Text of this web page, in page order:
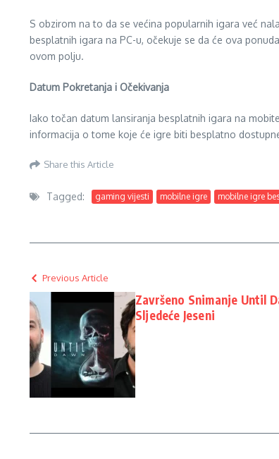
S obzirom na to da se većina popularnih igara već
besplatnih igara na PC-u, očekuje se da će ova
ovom polju.
Datum Pokretanja i Očekivanja
Iako točan datum lansiranja besplatnih igara na
informacija o tome koje će igre biti besplatno
Share this Article
Tagged: gaming vijesti mobilne igre mobilne igre
Previous Article
Završeno Snimanje Until
Sljedeće Jeseni